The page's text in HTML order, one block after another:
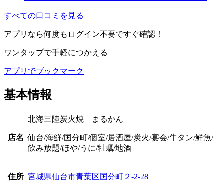
すべての口コミを見る
アプリ なら何度もログイン不要ですぐ確認！
ワンタップで手軽につかえる
アプリでブックマーク
基本情報
店名
北海三陸炭火焼 まるかん
仙台/海鮮/国分町/個室/居酒屋/炭火/宴会/牛タン/鮮魚/
飲み放題/ほや/うに/牡蠣/地酒
住所 宮城県仙台市青葉区国分町２-2-28